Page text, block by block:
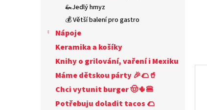
🦗Jedlý hmyz
💰 Větší balení pro gastro
Nápoje
Keramika a košíky
Knihy o grilování, vaření i Mexiku
Máme dětskou párty 🎉🌮🥤
Chci vytunit burger 🤠🌵🍔
Potřebuju doladit tacos 🌮